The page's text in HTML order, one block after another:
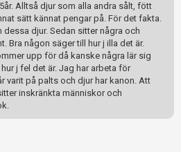
Alltså djur som alla andra sålt, fött
sätt kännat pengar på. För det fakta.
dessa djur. Sedan sitter några och
Bra någon säger till hur j illa det är.
upp för då kanske några lär sig
j fel det är. Jag har arbeta för
varit på palts och djur har kanon. Att
inskränkta människor och
Privacy Policy
Skapa konto